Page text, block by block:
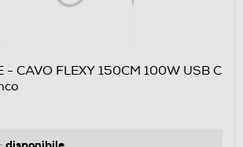
- CAVO FLEXY 150CM 100W USB C